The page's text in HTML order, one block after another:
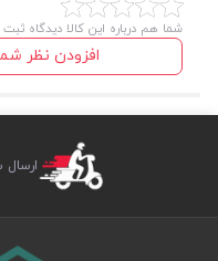
شما هم درباره این کالا دیدگاه
افزودن نظر
ارسال